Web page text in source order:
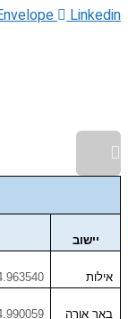
Linkedin
יישוב
אילות
באר אורה